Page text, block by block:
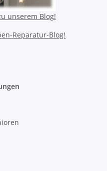
unserem Blog!
Reparatur-Blog!